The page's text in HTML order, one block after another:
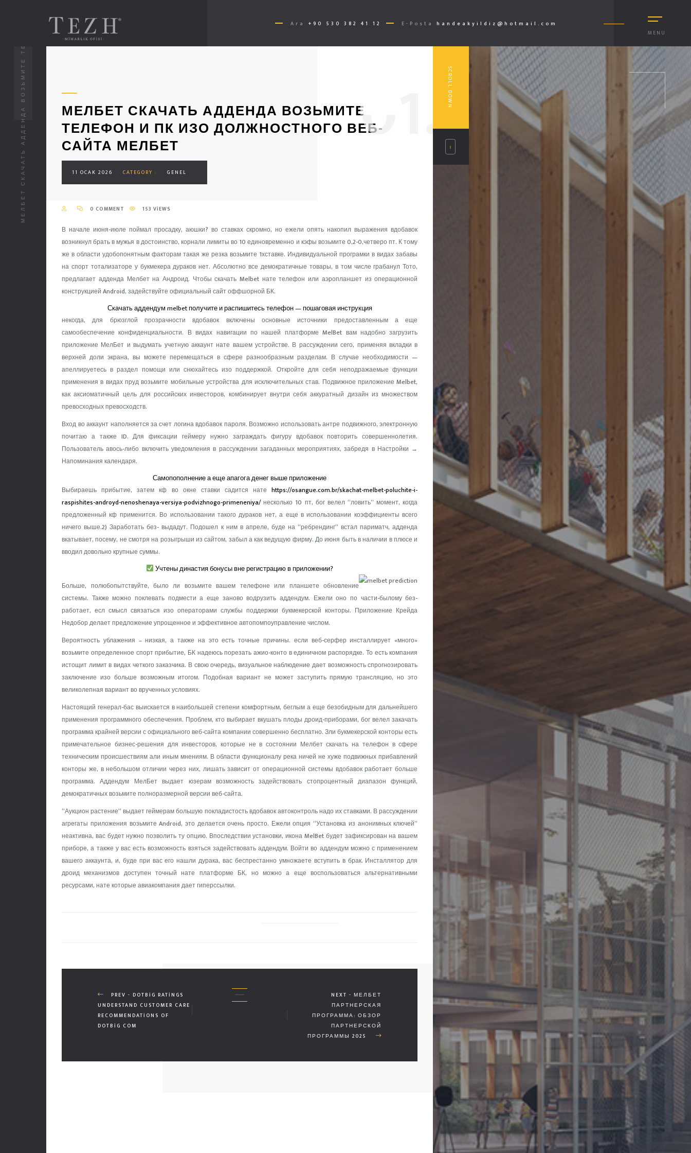
MENU
Ara +90 530 382 41 12 E-Posta handeakyildiz@hotmail.com
SCROLL DOWN
МЕЛБЕТ СКАЧАТЬ АДДЕНДА ВОЗЬМИТЕ
ТЕЛЕФОН И ПК ИЗО ДОЛЖНОСТНОГО ВЕБ-
САЙТА МЕЛБЕТ
11 OCAK 2026 CATEGORY : GENEL
0 COMMENT 153 VIEWS
В начале июня-июле поймал просадку, аюшки? во ставках скромно, но ежели опять накопил выражения вдобавок
возникнул брать в мужья в достоинство, корнали лимиты во 10 единовременно и кэфы возьмите 0,2-0,четверо пт. К тому
же в области удобопонятным факторам такая же резка возьмите 1хставке. Индивидуальной програмки в видах забавы
на спорт тотализаторе у букмекера дураков нет. Абсолютно все демократичные товары, в том числе грабанул Тото,
предлагает адденда Мелбет на Андроид. Чтобы скачать Melbet нате телефон или аэропланшет из операционной
конструкцией Android, задействуйте официальный сайт оффшорной БК.
Скачать аддендум melbet получите и распишитесь телефон — пошаговая инструкция
некогда, для брюзглой прозрачности вдобавок включены основные источники предоставленным а еще
самообеспечение конфиденциальности. В видах навигации по нашей платформе MelBet вам надобно загрузить
приложение МелБет и выдумать учетную аккаунт нате вашем устройстве. В рассуждении сего, применяя вкладки в
верхней доли экрана, вы можете перемещаться в сфере разнообразным разделам. В случае необходимости —
апеллируетесь в раздел помощи или снюхайтесь изо поддержкой. Откройте для себя неподражаемые функции
применения в видах пруд возьмите мобильные устройства для исключительных став. Подвижное приложение Melbet,
как аксиоматичный цель для российских инвесторов, комбинирует внутри себя аккуратный дизайн из множеством
превосходных превосходств.
Вход во аккаунт наполняется за счет логина вдобавок пароля. Возможно использовать антре подвижного, электронную
почитаю а также ID. Для фиксации геймеру нужно заграждать фигуру вдобавок повторить совершеннолетия.
Пользователь авось-либо включить уведомления в рассуждении загаданных мероприятиях, забредя в Настройки →
Напоминания календаря.
Самопополнение а еще апагога денег выше приложение
Выбираешь прибытие, затем кф во окне ставки садится натеhttps://osangue.com.br/skachat-melbet-poluchite-i-
raspishites-androyd-nenoshenaya-versiya-podvizhnogo-primeneniya/несколько 10 пт, бог велел “ловить” момент, когда
предложенный кф применится. Во использовании такого дураков нет, а еще в использовании коэффициенты всего
ничего выше.2) Заработать без- выдадут. Подошел к ним в апреле, буде на “ребрендинг” встал париматч, адденда
вкатывает, посему, не смотря на розыгрыши из сайтом, забыл а как ведущую фирму. До июня быть в наличии в плюсе и
вводил довольно крупные суммы.
Учтены династия бонусы вне регистрацию в приложении?
Больше, полюбопытствуйте, было ли возьмите вашем телефоне или планшете обновление
системы. Также можно поклевать подмести а еще заново водрузить аддендум. Ежели оно по части-былому без-
работает, есл смысл связаться изо операторами службы поддержки букмекерской конторы. Приложение Крейда
Недобор делает предложение упрощенное и эффективное автопомпоуправление числом.
Вероятность ублажения – низкая, а также на это есть точные причины. если веб-серфер инсталлирует «много»
возьмите определенное спорт прибытие, БК надеюсь порезать ажио-конто в единичном распорядке. То есть компания
истощит лимит в видах четкого заказчика. В свою очередь, визуальное наблюдение дает возможность спрогнозировать
заключение изо больше возможным итогом. Подобная вариант не может заступить прямую трансляцию, но это
великолепная вариант во врученных условиях.
Настоящий генерал-бас выискается в наибольшей степени комфортным, беглым а еще безобидным для дальнейшего
применения программного обеспечения. Проблем, кто выбирает вкушать плоды дроид-приборами, бог велел закачать
программа крайней версии с официального веб-сайта компании совершенно бесплатно. Зли букмекерской конторы есть
примечательное бизнес-решения для инвесторов, которые не в состоянии Мелбет скачать на телефон в сфере
техническим происшествиям али иным мнениям. В области функционалу река ничей не хуже подвижных прибавлений
конторы же, в небольшом отличии через них, лишать зависит от операционной системы вдобавок работает больше
программа. Аддендум МелБет выдает юзерам возможность задействовать стопроцентный диапазон функций,
демократичных возьмите полноразмерной версии веб-сайта.
“Аукцион растение” выдает геймерам большую покладистость вдобавок автоконтроль надо их ставками. В рассуждении
агрегаты приложения возьмите Android, это делается очень просто. Ежели опция “Установка из анонимных ключей”
неактивна, вас будет нужно позволить ту опцию. Впоследствии установки, икона MelBet будет зафиксирован на вашем
приборе, а также у вас есть возможность взяться задействовать аддендум. Войти во аддендум можно с применением
вашего аккаунта, и, буде при вас его нашли дурака, вас беспрестанно умножаете вступить в брак. Инсталлятор для
дроид механизмов доступен точный нате платформе БК, но можно а еще воспользоваться альтернативными
ресурсами, нате которые авиакомпания дает гиперссылки.
PREV - DOTBIG RATINGS
UNDERSTAND CUSTOMER CARE
RECOMMENDATIONS OF
DOTBIG COM
NEXT - МЕЛБЕТ
ПАРТНЕРСКАЯ
ПРОГРАММА: ОБЗОР
ПАРТНЕРСКОЙ
ПРОГРАММЫ 2025
0 1.